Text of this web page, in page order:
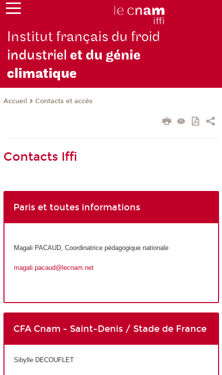
Institut français du froid
industrielet du génie
climatique
Accueil Contacts et accès
Contacts Iffi
Paris et toutes informations
Magali PACAUD, Coordinatrice pédagogique nationale
magali.pacaud@lecnam.net
CFA Cnam - Saint-Denis / Stade de France
Sibylle DECOUFLET